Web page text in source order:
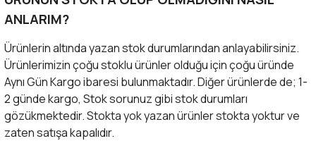
ANLARIM?
Ürünlerin altında yazan stok durumlarından anlayabilirsiniz.
Ürünlerimizin çoğu stoklu ürünler olduğu için çoğu üründe
Aynı Gün Kargo ibaresi bulunmaktadır. Diğer ürünlerde de; 1-
2 günde kargo, Stok sorunuz gibi stok durumları
gözükmektedir. Stokta yok yazan ürünler stokta yoktur ve
zaten satışa kapalıdır.